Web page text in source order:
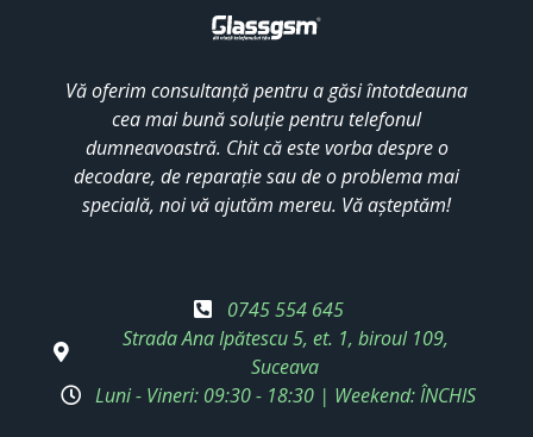
Vă oferim consultanță pentru a găsi întotdeauna
cea mai bună soluție pentru telefonul
dumneavoastră. Chit că este vorba despre o
decodare, de reparație sau de o problema mai
specială, noi vă ajutăm mereu. Vă așteptăm!
0745 554 645
Strada Ana Ipătescu 5, et. 1, biroul 109,
Suceava
Luni - Vineri: 09:30 - 18:30 | Weekend: ÎNCHIS